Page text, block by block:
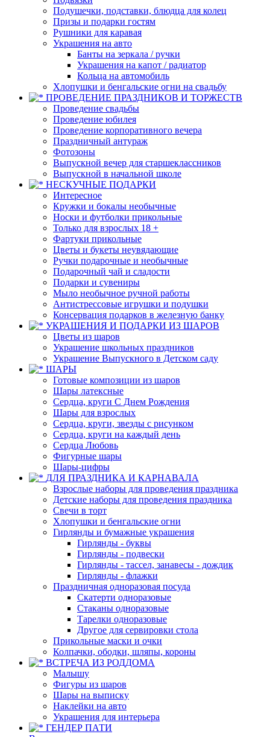
Подушечки, подставки, блюдца для колец
Призы и подарки гостям
Рушники для каравая
Украшения на авто
Банты на зеркала / ручки
Украшения на капот / радиатор
Кольца на автомобиль
Хлопушки и бенгальские огни на свадьбу
ПРОВЕДЕНИЕ ПРАЗДНИКОВ И ТОРЖЕСТВ
Проведение свадьбы
Проведение юбилея
Проведение корпоративного вечера
Праздничный антураж
Фотозоны
Выпускной вечер для старшеклассников
Выпускной в начальной школе
НЕСКУЧНЫЕ ПОДАРКИ
Интересное
Кружки и бокалы необычные
Носки и футболки прикольные
Только для взрослых 18 +
Фартуки прикольные
Цветы и букеты неувядающие
Ручки подарочные и необычные
Подарочный чай и сладости
Подарки и сувениры
Мыло необычное ручной работы
Антистрессовые игрушки и подушки
Консервация подарков в железную банку
УКРАШЕНИЯ И ПОДАРКИ ИЗ ШАРОВ
Цветы из шаров
Украшение школьных праздников
Украшение Выпускного в Детском саду
ШАРЫ
Готовые композиции из шаров
Шары латексные
Сердца, круги С Днем Рождения
Шары для взрослых
Сердца, круги, звезды с рисунком
Сердца, круги на каждый день
Сердца Любовь
Фигурные шары
Шары-цифры
ДЛЯ ПРАЗДНИКА И КАРНАВАЛА
Взрослые наборы для проведения праздника
Детские наборы для проведения праздника
Свечи в торт
Хлопушки и бенгальские огни
Гирлянды и бумажные украшения
Гирлянды - буквы
Гирлянды - подвески
Гирлянды - тассел, занавесы - дождик
Гирлянды - флажки
Праздничная одноразовая посуда
Скатерти одноразовые
Стаканы одноразовые
Тарелки одноразовые
Другое для сервировки стола
Прикольные маски и очки
Колпачки, ободки, шляпы, короны
ВСТРЕЧА ИЗ РОДДОМА
Малышу
Фигуры из шаров
Шары на выписку
Наклейки на авто
Украшения для интерьера
ГЕНДЕР ПАТИ